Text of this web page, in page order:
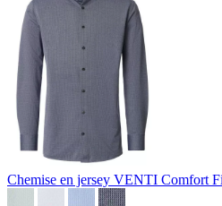
Chemise en jersey VENTI Comfort